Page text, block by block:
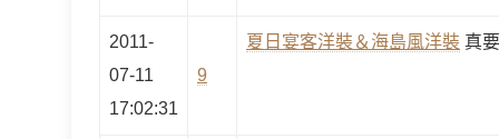
2011-
07-11
17:02:31
9
夏日宴客洋裝＆海島風洋裝 真